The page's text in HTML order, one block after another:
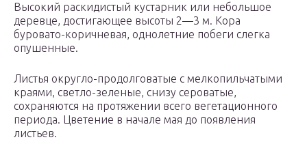
Высокий раскидистый кустарник или небольшое
деревце, достигающее высоты 2—3 м. Кора
буровато-коричневая, однолетние побеги слегка
опушенные.
Листья округло-продолговатые с мелкопильчатыми
краями, светло-зеленые, снизу сероватые,
сохраняются на протяжении всего вегетационного
периода. Цветение в начале мая до появления
листьев.